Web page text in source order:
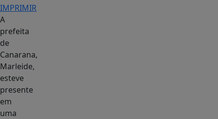
IMPRIMIR
A
prefeita
de
Canarana,
Marleide,
esteve
presente
em
uma